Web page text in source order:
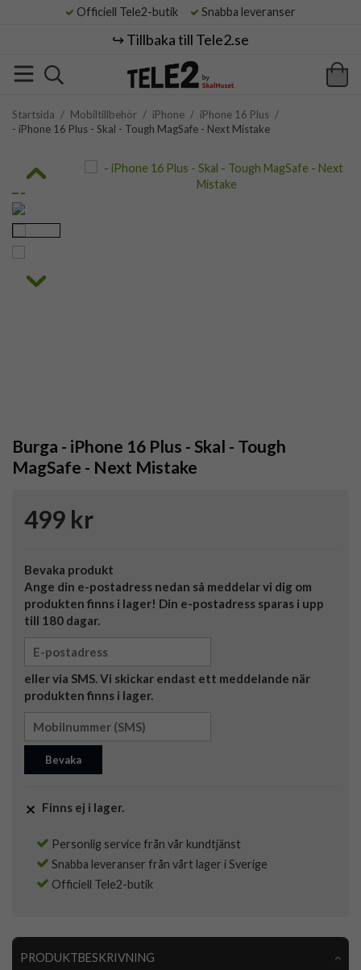
Officiell Tele2-butik Snabba leveranser
↪️ Tillbaka till Tele2.se
Startsida / Mobiltillbehör / iPhone / iPhone 16 Plus /
- iPhone 16 Plus - Skal - Tough MagSafe - Next Mistake
Burga - iPhone 16 Plus - Skal - Tough
MagSafe - Next Mistake
499 kr
Bevaka produkt
Ange din e-postadress nedan så meddelar vi dig om
produkten finns i lager! Din e-postadress sparas i upp
till 180 dagar.
eller via SMS. Vi skickar endast ett meddelande när
produkten finns i lager.
Bevaka
Finns ej i lager.
Personlig service från vår kundtjänst
Snabba leveranser från vårt lager i Sverige
Officiell Tele2-butik
PRODUKTBESKRIVNING